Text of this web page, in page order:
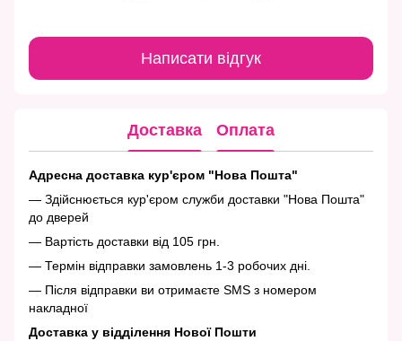
Написати відгук
Доставка Оплата
Адресна доставка кур'єром "Нова Пошта"
— Здійснюється кур'єром служби доставки "Нова Пошта"
до дверей
— Вартість доставки від 105 грн.
— Термін відправки замовлень 1-3 робочих дні.
— Після відправки ви отримаєте SMS з номером
накладної
Доставка у відділення Нової Пошти